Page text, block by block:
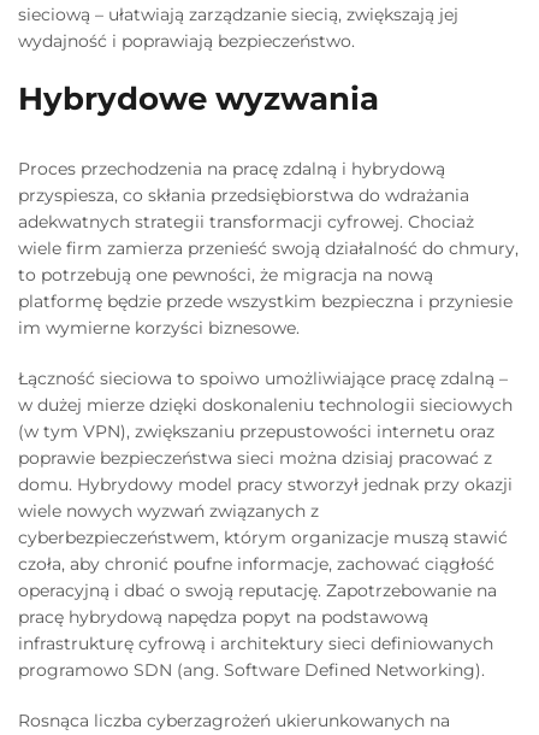
sieciową – ułatwiają zarządzanie siecią, zwiększają jej
wydajność i poprawiają bezpieczeństwo.
Hybrydowe wyzwania
Proces przechodzenia na pracę zdalną i hybrydową
przyspiesza, co skłania przedsiębiorstwa do wdrażania
adekwatnych strategii transformacji cyfrowej. Chociaż
wiele firm zamierza przenieść swoją działalność do chmury,
to potrzebują one pewności, że migracja na nową
platformę będzie przede wszystkim bezpieczna i przyniesie
im wymierne korzyści biznesowe.
Łączność sieciowa to spoiwo umożliwiające pracę zdalną –
w dużej mierze dzięki doskonaleniu technologii sieciowych
(w tym VPN), zwiększaniu przepustowości internetu oraz
poprawie bezpieczeństwa sieci można dzisiaj pracować z
domu. Hybrydowy model pracy stworzył jednak przy okazji
wiele nowych wyzwań związanych z
cyberbezpieczeństwem, którym organizacje muszą stawić
czoła, aby chronić poufne informacje, zachować ciągłość
operacyjną i dbać o swoją reputację. Zapotrzebowanie na
pracę hybrydową napędza popyt na podstawową
infrastrukturę cyfrową i architektury sieci definiowanych
programowo SDN (ang. Software Defined Networking).
Rosnąca liczba cyberzagrożeń ukierunkowanych na